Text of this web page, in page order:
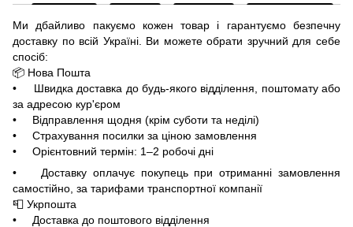
Ми дбайливо пакуємо кожен товар і гарантуємо безпечну
доставку по всій Україні. Ви можете обрати зручний для себе
спосіб:
📦 Нова Пошта
• Швидка доставка до будь-якого відділення, поштомату або
за адресою кур'єром
• Відправлення щодня (крім суботи та неділі)
• Страхування посилки за ціною замовлення
• Орієнтовний термін: 1–2 робочі дні
• Доставку оплачує покупець при отриманні замовлення
самостійно, за тарифами транспортної компанії
📮 Укрпошта
• Доставка до поштового відділення